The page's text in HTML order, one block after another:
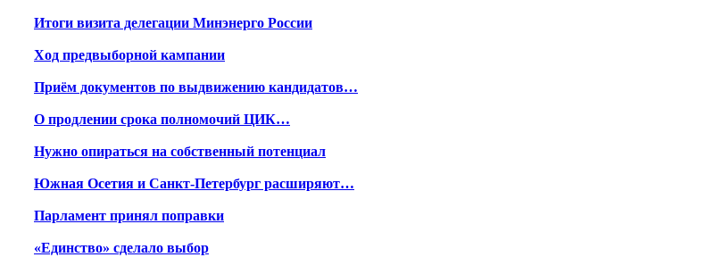
Итоги визита делегации Минэнерго России
Ход предвыборной кампании
Приём документов по выдвижению кандидатов…
О продлении срока полномочий ЦИК…
Нужно опираться на собственный потенциал
Южная Осетия и Санкт-Петербург расширяют…
Парламент принял поправки
«Единство» сделало выбор